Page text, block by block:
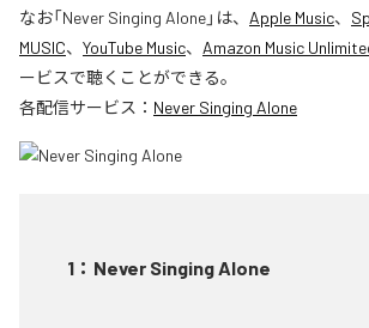
なお「Never Singing Alone」は、 Apple Music、
MUSIC、 YouTube Music、 Amazon Music
ービスで聴くことができる。
各配信サービス： Never Singing Alone
1 ： Never Singing Alone